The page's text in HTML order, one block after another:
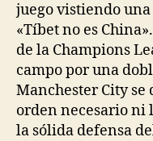
juego vistiendo
«Tíbet no es
de la Champions
campo por una
Manchester City
orden necesario ni
la sólida defensa